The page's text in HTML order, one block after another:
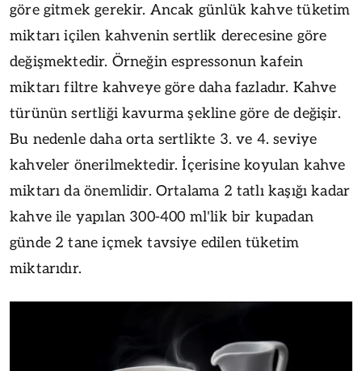
göre gitmek gerekir. Ancak günlük kahve tüketim
miktarı içilen kahvenin sertlik derecesine göre
değişmektedir. Örneğin espressonun kafein
miktarı filtre kahveye göre daha fazladır. Kahve
türünün sertliği kavurma şekline göre de değişir.
Bu nedenle daha orta sertlikte 3. ve 4. seviye
kahveler önerilmektedir. İçerisine koyulan kahve
miktarı da önemlidir. Ortalama 2 tatlı kaşığı kadar
kahve ile yapılan 300-400 ml'lik bir kupadan
günde 2 tane içmek tavsiye edilen tüketim
miktarıdır.